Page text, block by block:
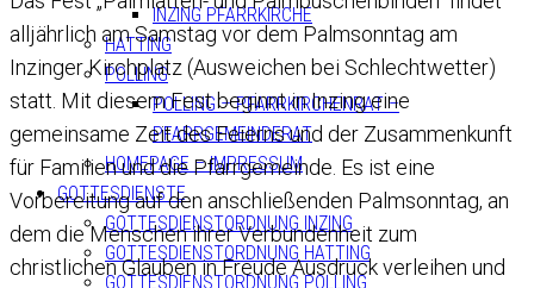
INZING PFARRKIRCHE
HATTING
POLLING
POLLING – PFARRKIRCHENRAT –
PFARRGEMEINDERAT
HOMEPAGE – IMPRESSUM
GOTTESDIENSTE
GOTTESDIENSTORDNUNG INZING
GOTTESDIENSTORDNUNG HATTING
GOTTESDIENSTORDNUNG POLLING
alljährlich am Samstag vor dem Palmsonntag am
Inzinger Kirchplatz (Ausweichen bei Schlechtwetter)
statt. Mit diesem Fest beginnt in Inzing eine
gemeinsame Zeit des Feierns und der Zusammenkunft
für Familien und die Pfarrgemeinde. Es ist eine
Vorbereitung auf den anschließenden Palmsonntag, an
dem die Menschen ihrer Verbundenheit zum
christlichen Glauben in Freude Ausdruck verleihen und